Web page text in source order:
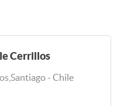
Cerrillos
- Chile